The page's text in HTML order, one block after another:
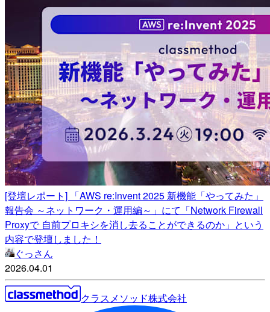
[登壇レポート] 「AWS re:Invent 2025 新機能「やってみた」
報告会 ～ネットワーク・運用編～」にて「Network Firewall
Proxyで 自前プロキシを消し去ることができるのか」という
内容で登壇しました！
ぐっさん
2026.04.01
クラスメソッド株式会社